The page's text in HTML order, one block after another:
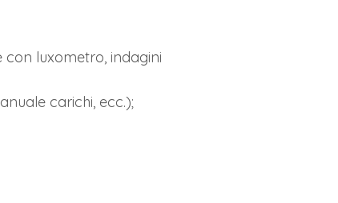
con luxometro, indagini
carichi, ecc.);